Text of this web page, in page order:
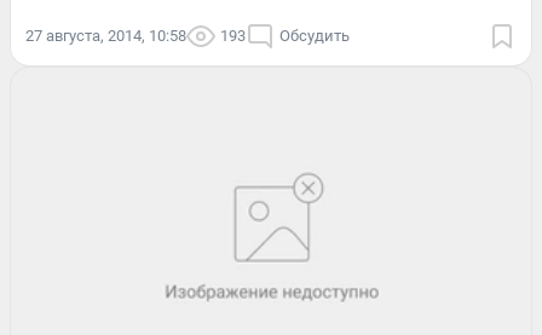
27 августа, 2014, 10:58 193 Обсудить